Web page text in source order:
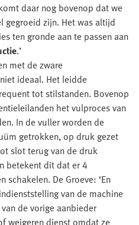
daar nog bovenop dat we
gegroeid zijn. Het was altijd
ten gronde aan te passen aan
.’
met de zware
ideaal. Het leidde
tot stilstanden. Bovenop
het vulproces van
In de vuller worden de
getrokken, op druk gezet
slot terug van de druk
betekent dit dat er 4
De Groeve: ‘En
van de machine
de vorige aanbieder